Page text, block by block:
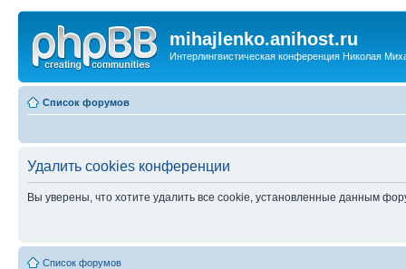
mihajlenko.anihost.ru
Интерлингвистическая конференция Николая
Список форумов
Удалить cookies конференции
Вы уверены, что хотите удалить все cookie, установленные данным
Список форумов